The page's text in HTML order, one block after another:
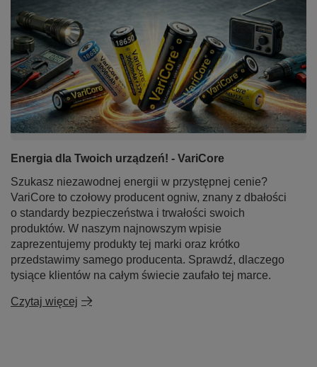
Energia dla Twoich urządzeń! - VariCore
Szukasz niezawodnej energii w przystępnej cenie?
VariCore to czołowy producent ogniw, znany z dbałości
o standardy bezpieczeństwa i trwałości swoich
produktów. W naszym najnowszym wpisie
zaprezentujemy produkty tej marki oraz krótko
przedstawimy samego producenta. Sprawdź, dlaczego
tysiące klientów na całym świecie zaufało tej marce.
Czytaj więcej